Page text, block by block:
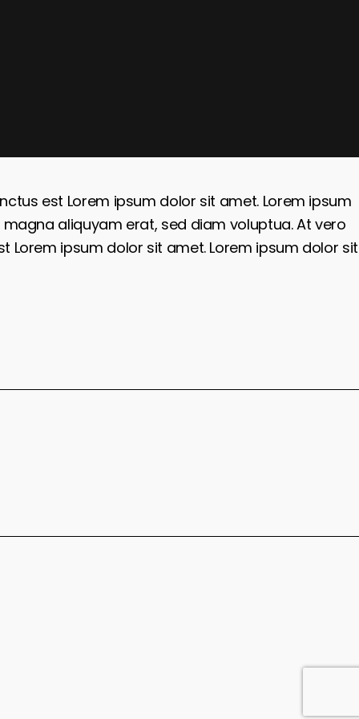
est Lorem ipsum dolor sit amet. Lorem ipsum
aliquyam erat, sed diam voluptua. At vero
ipsum dolor sit amet. Lorem ipsum dolor sit